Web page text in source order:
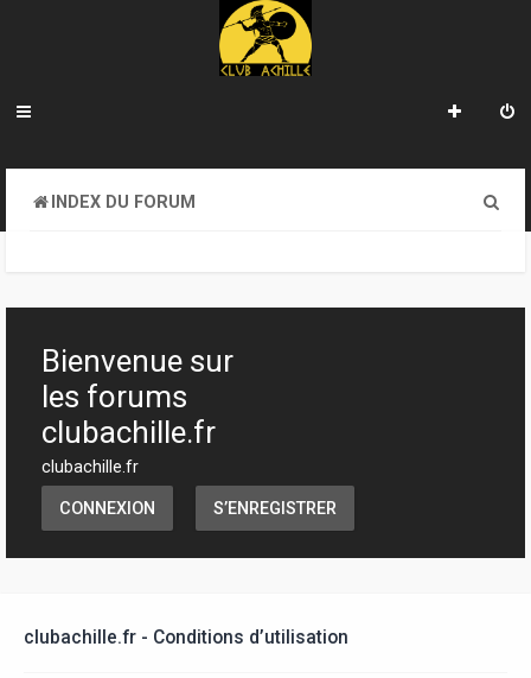
INDEX DU FORUM
h
Bienvenue sur
les forums
clubachille.fr
clubachille.fr
CONNEXION S’ENREGISTRER
clubachille.fr - Conditions d’utilisation